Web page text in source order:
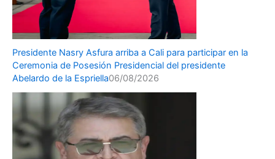
Presidente Nasry Asfura arriba a Cali para participar en la
Ceremonia de Posesión Presidencial del presidente
Abelardo de la Espriella06/08/2026